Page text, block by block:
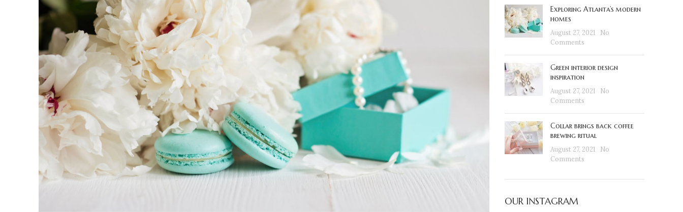
Exploring Atlanta’s modern
homes
August 27, 2021
No
Comments
Green interior design
inspiration
August 27, 2021
No
Comments
Collar brings back coffee
brewing ritual
August 27, 2021
No
Comments
OUR INSTAGRAM